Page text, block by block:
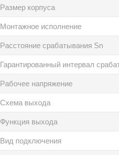
Размер корпуса
Монтажное исполнение
Расстояние срабатывания Sn
Гарантированный интервал
Рабочее напряжение
Схема выхода
Функция выхода
Вид подключения